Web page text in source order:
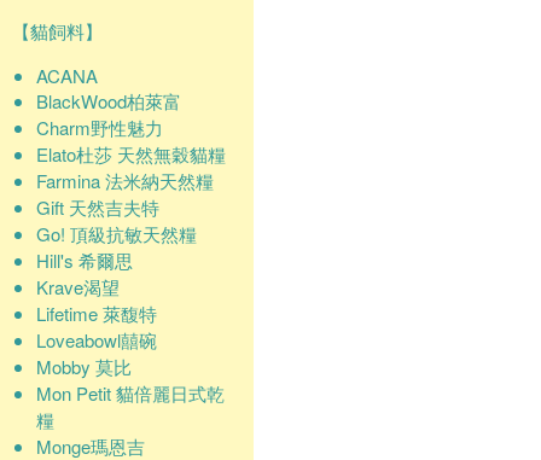
【貓飼料】
ACANA
BlackWood柏萊富
Charm野性魅力
Elato杜莎 天然無穀貓糧
Farmina 法米納天然糧
Gift 天然吉夫特
Go! 頂級抗敏天然糧
Hill's 希爾思
Krave渴望
Lifetime 萊馥特
Loveabowl囍碗
Mobby 莫比
Mon Petit 貓倍麗日式乾
糧
Monge瑪恩吉